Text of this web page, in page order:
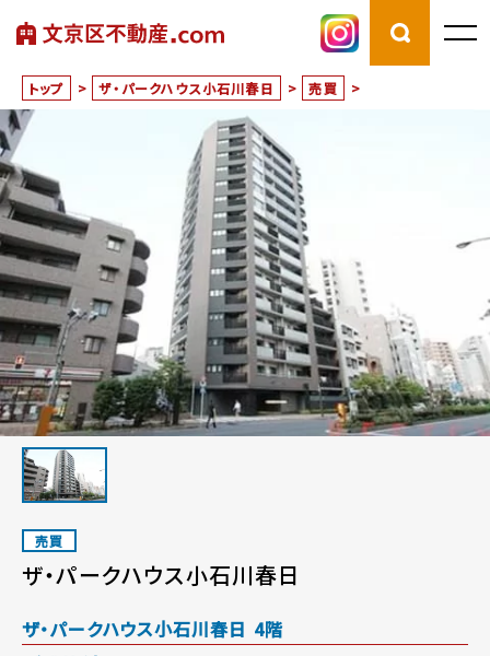
トップ > ザ・パークハウス小石川春日 > 売買 >
売買
ザ・パークハウス小石川春日
ザ・パークハウス小石川春日 4階